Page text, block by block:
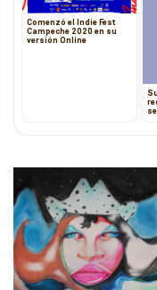
Comenzó el Indie Fest
Campeche 2020 en su
versión Online